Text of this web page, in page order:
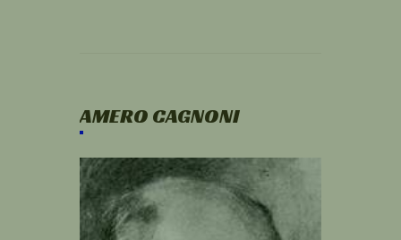
AMERO CAGNONI